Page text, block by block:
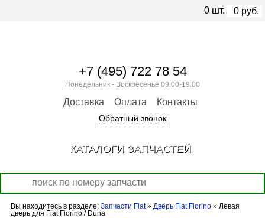
Вы находитесь в разделе: Запчасти Fiat» Дверь Fiat Fiorino » Левая
дверь для Fiat Fiorino / Duna
+7 (495) 722 78 54
Понедельник - Воскресенье 09.00-19.00
Доставка Оплата Контакты
Обратный звонок
0 шт. 0 руб.
КАТАЛОГИ ЗАПЧАСТЕЙ